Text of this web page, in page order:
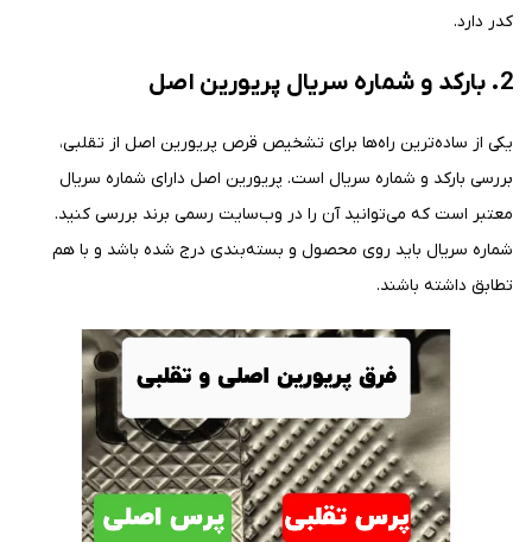
کدر دارد.
2. بارکد و شماره سریال پریورین اصل
یکی از ساده‌ترین راه‌ها برای تشخیص قرص پریورین اصل از تقلبی،
بررسی بارکد و شماره سریال است. پریورین اصل دارای شماره سریال
معتبر است که می‌توانید آن را در وب‌سایت رسمی برند بررسی کنید.
شماره سریال باید روی محصول و بسته‌بندی درج شده باشد و با هم
تطابق داشته باشند.